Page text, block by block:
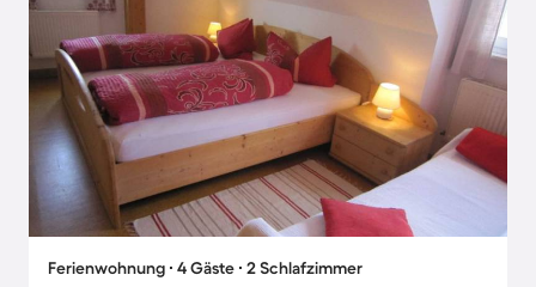
Ferienwohnung ∙ 4 Gäste ∙ 2 Schlafzimmer